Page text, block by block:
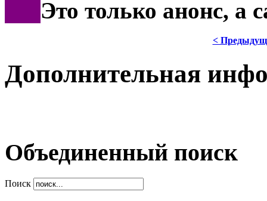
Это только анонс, а
<
Дополнительная
Объединенный поиск
Поиск